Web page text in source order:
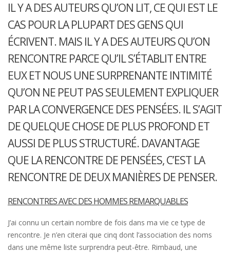
IL Y A DES AUTEURS QU’ON LIT, CE QUI EST LE
CAS POUR LA PLUPART DES GENS QUI
ÉCRIVENT. MAIS IL Y A DES AUTEURS QU’ON
RENCONTRE PARCE QU’IL S’ÉTABLIT ENTRE
EUX ET NOUS UNE SURPRENANTE INTIMITÉ
QU’ON NE PEUT PAS SEULEMENT EXPLIQUER
PAR LA CONVERGENCE DES PENSÉES. IL S’AGIT
DE QUELQUE CHOSE DE PLUS PROFOND ET
AUSSI DE PLUS STRUCTURÉ. DAVANTAGE
QUE LA RENCONTRE DE PENSÉES, C’EST LA
RENCONTRE DE DEUX MANIÈRES DE PENSER.
RENCONTRES AVEC DES HOMMES REMARQUABLES
J’ai connu un certain nombre de fois dans ma vie ce type de
rencontre. Je n’en citerai que cinq dont l’association des noms
dans une même liste surprendra peut-être. Rimbaud, une